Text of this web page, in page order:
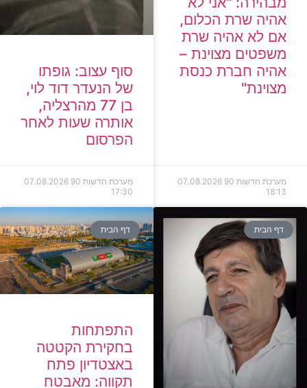
אהיה שרת הכלום,
אם לא אהיה שרת
משפטים מצוינת –
אהיה חברת כנסת
מצוינת"
מערכת חדשות 90
07.08.2026
18:13
סוף עצוב: גופתו
של הנעדר דוד לוי,
בן 77 מהרצליה,
אותרה שעות לאחר
הפרסום
מערכת חדשות 90
07.08.2026
17:30
דף הבית דף הבית
התפתחות
בחקירת הקטטה
באצטדיון פתח
תקווה: מאבטח